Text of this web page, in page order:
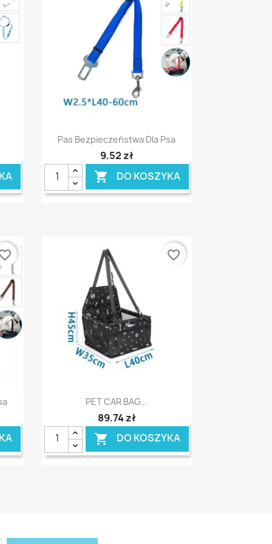
Szybki podgląd
Pas Bezpieczeństwa Dla Psa
9,52 zł
 DO KOSZYKA
Szybki podgląd
PET CAR BAG...
89,74 zł
 DO KOSZYKA
favorite_border